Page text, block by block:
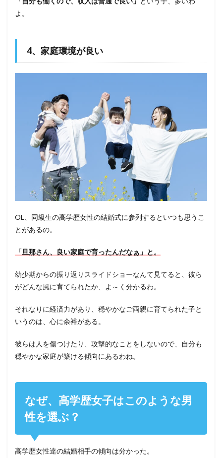
よ。
4、家庭環境が良い
OL、同級生の高学歴女性の結婚式に参列するといつも思うこ
とがあるの。
「旦那さん、良い家庭で育ったんだなぁ」と。
幼少期からの振り返りスライドショーなんて見てると、彼ら
がどんな風に育てられたか、よ～く分かるわ。
それなりに経済力があり、穏やかなご両親に育てられた子と
いうのは、心に余裕がある。
彼らは人を傷つけたり、攻撃的なことをしないので、自分も
穏やかな家庭が築ける傾向にあるわね。
なぜ、高学歴女子はこのような男
性を選ぶ？
高学歴女性達の結婚相手の傾向は分かった。